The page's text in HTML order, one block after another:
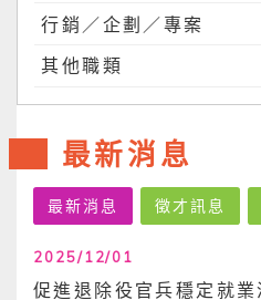
行銷／企劃／專案
其他職類
最新消息
最新消息 徵才訊息
2025/12/01